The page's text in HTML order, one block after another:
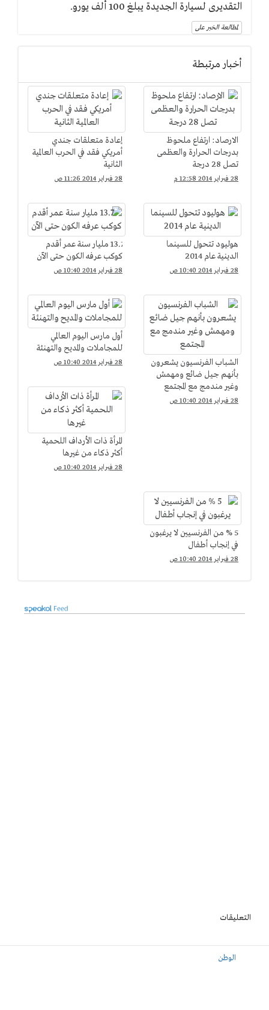
التقديرى لسيارة الجديدة يبلغ 100 ألف يورو.
لمطالعة الخبر على
أخبار مرتبطة
الارصاد: ارتفاع ملحوظ
بدرجات الحرارة والعظمى
تصل 28 درجة
28 فبراير 2014 12:58 م
إعادة متعلقات جندي
أمريكي فقد في الحرب العالمية
الثانية
28 فبراير 2014 11:26 ص
هوليود تتحول للسينما
الدينية عام 2014
28 فبراير 2014 10:40 ص
13.7 مليار سنة عمر أقدم
كوكب عرفه الكون حتى الآن
28 فبراير 2014 10:40 ص
الشباب الفرنسيون يشعرون
بأنهم جيل ضائع ومهمش
وغير مندمج مع المجتمع
28 فبراير 2014 10:40 ص
أول مارس اليوم العالمي
للمجاملات والمديح والتهنئة
28 فبراير 2014 10:40 ص
المرأة ذات الأرداف اللحمية
أكثر ذكاء من غيرها
28 فبراير 2014 10:40 ص
5 % من الفرنسيين لا يرغبون
في إنجاب أطفال
28 فبراير 2014 10:40 ص
التعليقات
الوطن